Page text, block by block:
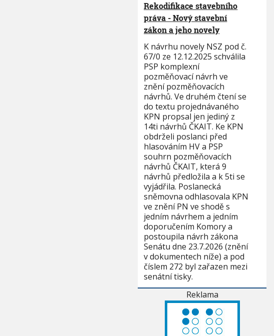
Rekodifikace stavebního
práva - Nový stavební
zákon a jeho novely
K návrhu novely NSZ pod č.
67/0 ze 12.12.2025 schválila
PSP komplexní
pozměňovací návrh ve
znění pozměňovacích
návrhů. Ve druhém čtení se
do textu projednávaného
KPN propsal jen jediný z
14ti návrhů ČKAIT. Ke KPN
obdrželi poslanci před
hlasováním HV a PSP
souhrn pozměňovacích
návrhů ČKAIT, která 9
návrhů předložila a k 5ti se
vyjádřila. Poslanecká
sněmovna odhlasovala KPN
ve znění PN ve shodě s
jedním návrhem a jedním
doporučením Komory a
postoupila návrh zákona
Senátu dne 23.7.2026 (znění
v dokumentech níže) a pod
číslem 272 byl zařazen mezi
senátní tisky.
Reklama